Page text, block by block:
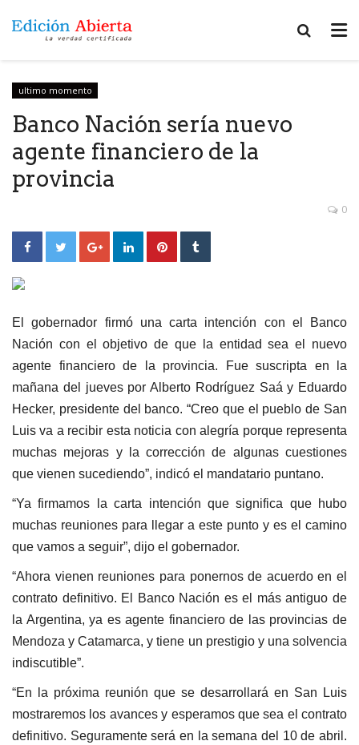
ultimo momento
Banco Nación sería nuevo
agente financiero de la
provincia
0
El gobernador firmó una carta intención con el Banco
Nación con el objetivo de que la entidad sea el nuevo
agente financiero de la provincia. Fue suscripta en la
mañana del jueves por Alberto Rodríguez Saá y Eduardo
Hecker, presidente del banco. “Creo que el pueblo de San
Luis va a recibir esta noticia con alegría porque representa
muchas mejoras y la corrección de algunas cuestiones
que vienen sucediendo”, indicó el mandatario puntano.
“Ya firmamos la carta intención que significa que hubo
muchas reuniones para llegar a este punto y es el camino
que vamos a seguir”, dijo el gobernador.
“Ahora vienen reuniones para ponernos de acuerdo en el
contrato definitivo. El Banco Nación es el más antiguo de
la Argentina, ya es agente financiero de las provincias de
Mendoza y Catamarca, y tiene un prestigio y una solvencia
indiscutible”.
“En la próxima reunión que se desarrollará en San Luis
mostraremos los avances y esperamos que sea el contrato
definitivo. Seguramente será en la semana del 10 de abril.